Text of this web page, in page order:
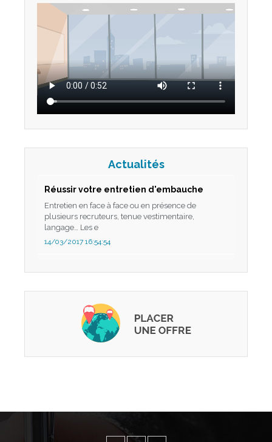
Actualités
Marque employeur: les grosses erreurs
comme des
01/09/2016 13:18:40
Réussir votre entretien d'embauche
Entretien en face à face ou en présence de
plusieurs recruteurs, tenue vestimentaire,
langage… Les e
14/03/2017 16:54:54
21/03/2017 15:27:40
Fondateur et CEO de Marocadres
28/01/2020 16:47:46
Bilan satisfaisant pour la 3W Academy